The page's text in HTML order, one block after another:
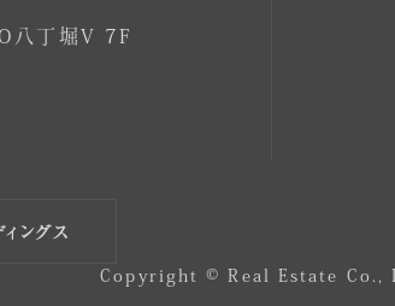
八丁堀V 7F
Copyright © Real Estate Co.,